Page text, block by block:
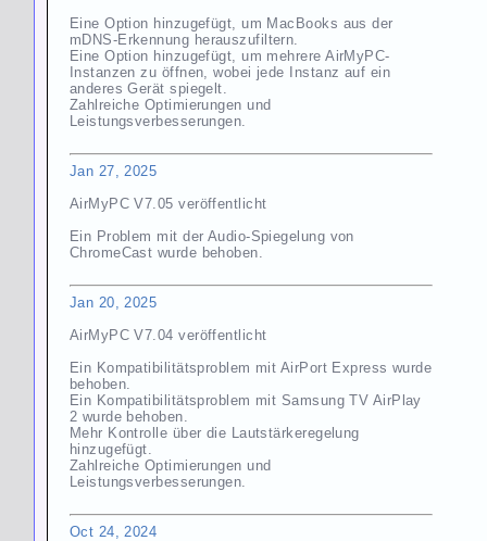
Eine Option hinzugefügt, um MacBooks aus der
mDNS-Erkennung herauszufiltern.
Eine Option hinzugefügt, um mehrere AirMyPC-
Instanzen zu öffnen, wobei jede Instanz auf ein
anderes Gerät spiegelt.
Zahlreiche Optimierungen und
Leistungsverbesserungen.
Jan 27, 2025
AirMyPC V7.05 veröffentlicht
Ein Problem mit der Audio-Spiegelung von
ChromeCast wurde behoben.
Jan 20, 2025
AirMyPC V7.04 veröffentlicht
Ein Kompatibilitätsproblem mit AirPort Express wurde
behoben.
Ein Kompatibilitätsproblem mit Samsung TV AirPlay
2 wurde behoben.
Mehr Kontrolle über die Lautstärkeregelung
hinzugefügt.
Zahlreiche Optimierungen und
Leistungsverbesserungen.
Oct 24, 2024